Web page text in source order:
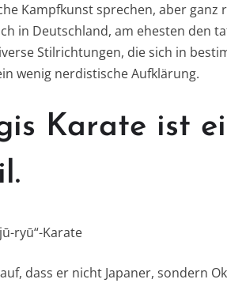
Kampfkunst sprechen, aber
in Deutschland, am ehesten den
Stilrichtungen, die sich in
wenig nerdistische Aufklärung.
Karate ist
ryū“-Karate
dass er nicht Japaner, sondern